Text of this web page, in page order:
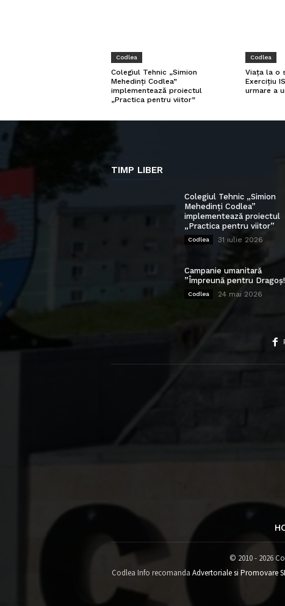
Codlea
Colegiul Tehnic „Simion
Mehedinți Codlea”
implementează proiectul
„Practica pentru viitor”
Codlea
Viața la o
Exercițiu
urmare a
TIMP LIBER
Colegiul Tehnic „Simion
Mehedinți Codlea”
implementează proiectul
„Practica pentru viitor”
Codlea 31 iulie 2026
Campanie umanitară
”Împreună pentru
Codlea 24 mai 2026
© 2010 - 2026
Codlea Info recomanda Advertoriale si Promovare